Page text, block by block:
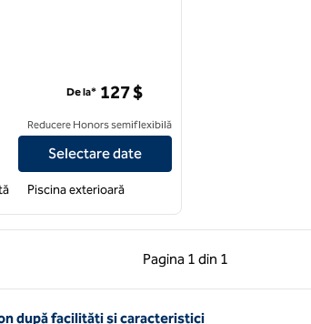
Inn Summerville
De la* 127 $
Reducere Honors semiflexibilă
Selectare date
Piscina exterioară
Pagina 1 din 1
Pagina anterioară, 1 din 1
Pagina 1 din 1
după facilități și caracteristici